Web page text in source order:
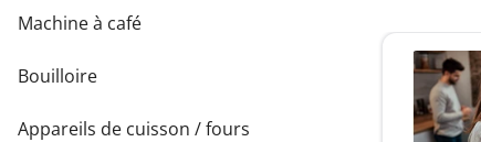
Machine à café
Bouilloire
Appareils de cuisson / fours